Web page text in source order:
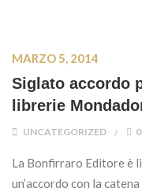
MARZO 5, 2014
Siglato accordo
librerie
UNCATEGORIZED 0
La Bonfirraro Editore è
un’accordo con la